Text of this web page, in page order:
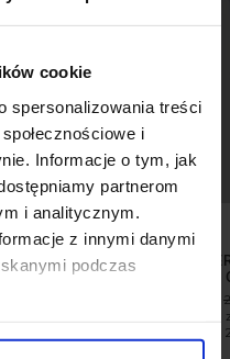
cookie
spersonalizowania treści
i
Informacje o tym, jak
partnerom
i analitycznym.
z innymi danymi
podczasSPODNIE
Najniższa